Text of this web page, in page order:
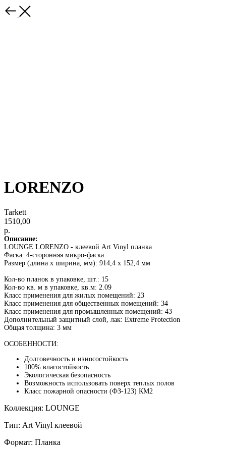
LORENZO
Tarkett
1510,00
р.
Описание:
LOUNGE LORENZO - клеевой Art Vinyl планка
Фаска: 4-сторонняя микро-фаска
Размер (длина x ширина, мм): 914,4 х 152,4 мм
Кол-во планок в упаковке, шт.: 15
Кол-во кв. м в упаковке, кв.м: 2.09
Класс применения для жилых помещений: 23
Класс применения для общественных помещений: 34
Класс применения для промышленных помещений: 43
Дополнительный защитный слой, лак: Extreme Protection
Общая толщина: 3 мм
ОСОБЕННОСТИ:
Долговечность и износостойкость
100% влагостойкость
Экологическая безопасность
Возможность использовать поверх теплых полов
Класс пожарной опасности (ФЗ-123) КМ2
Коллекция: LOUNGE
Тип: Art Vinyl клеевой
Формат: Планка